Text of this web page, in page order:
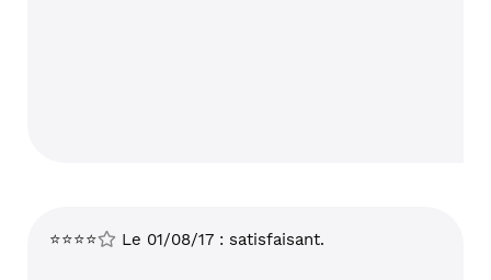
⭐⭐⭐⭐ Le 01/08/17 : satisfaisant.